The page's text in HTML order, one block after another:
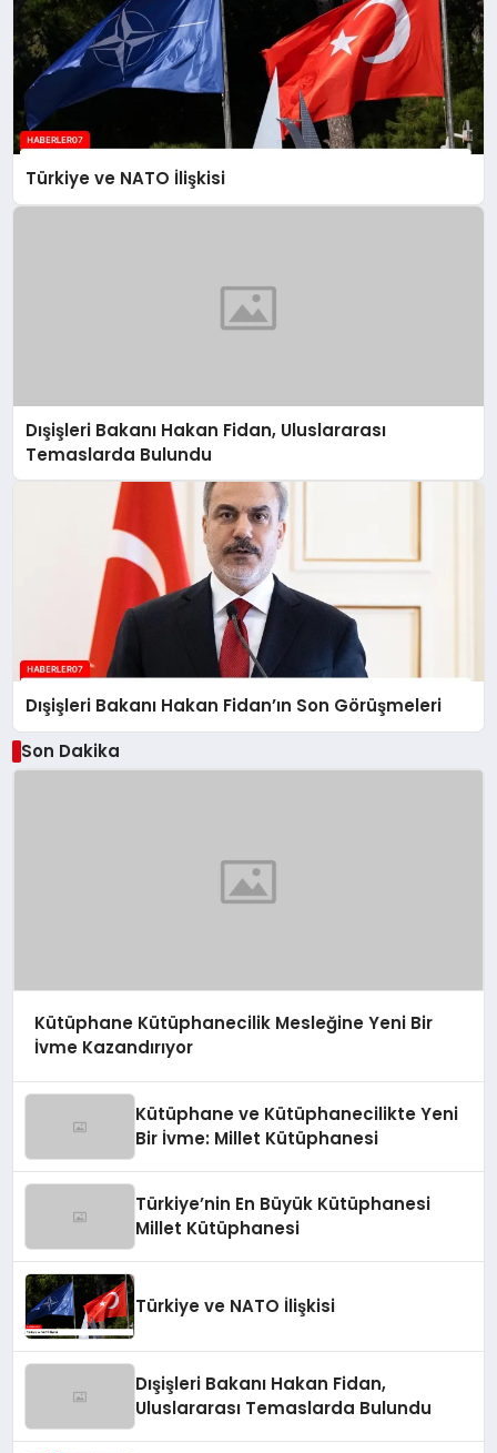
Türkiye ve NATO İlişkisi
Dışişleri Bakanı Hakan Fidan, Uluslararası
Temaslarda Bulundu
Dışişleri Bakanı Hakan Fidan’ın Son Görüşmeleri
Son Dakika
Kütüphane Kütüphanecilik Mesleğine Yeni Bir
İvme Kazandırıyor
Kütüphane ve Kütüphanecilikte Yeni
Bir İvme: Millet Kütüphanesi
Türkiye’nin En Büyük Kütüphanesi
Millet Kütüphanesi
Türkiye ve NATO İlişkisi
Dışişleri Bakanı Hakan Fidan,
Uluslararası Temaslarda Bulundu